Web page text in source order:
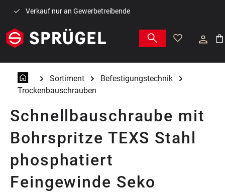
Zum Hauptinhalt springen
Verkauf nur an Gewerbetreibende
Sortiment
Befestigungstechnik
Trockenbauschrauben
Schnellbauschraube mit
Bohrspritze TEXS Stahl
phosphatiert
Feingewinde Seko